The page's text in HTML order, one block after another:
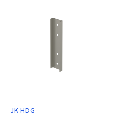
JK HDG